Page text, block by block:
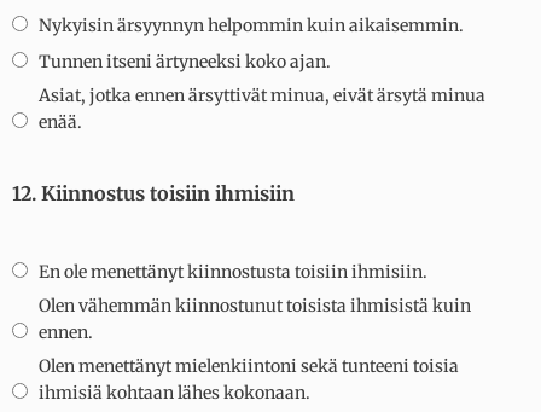
Nykyisin ärsyynnyn helpommin kuin aikaisemmin.
Tunnen itseni ärtyneeksi koko ajan.
Asiat, jotka ennen ärsyttivät minua, eivät ärsytä minua
enää.
12. Kiinnostus toisiin ihmisiin
En ole menettänyt kiinnostusta toisiin ihmisiin.
Olen vähemmän kiinnostunut toisista ihmisistä kuin
ennen.
Olen menettänyt mielenkiintoni sekä tunteeni toisia
ihmisiä kohtaan lähes kokonaan.